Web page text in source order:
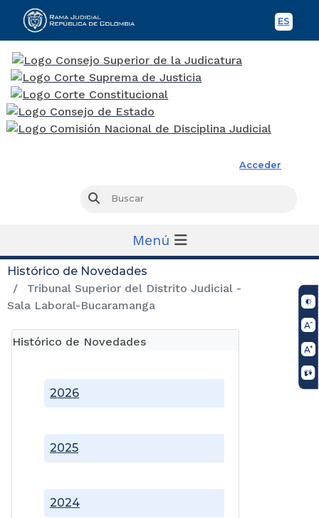
ES
Acceder
Buscar
Menú
Histórico de Novedades
Tribunal Superior del Distrito Judicial -
Sala Laboral-Bucaramanga
Histórico de Novedades
2024
2025
2026